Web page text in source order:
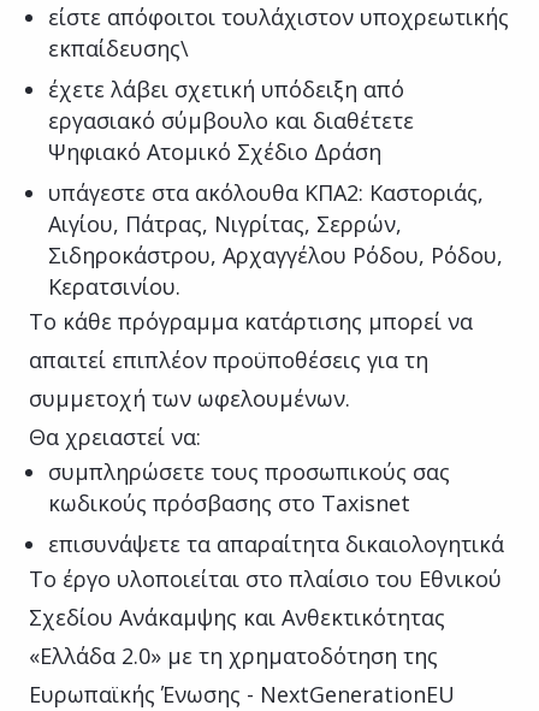
είστε απόφοιτοι τουλάχιστον υποχρεωτικής
εκπαίδευσης\
έχετε λάβει σχετική υπόδειξη από
εργασιακό σύμβουλο και διαθέτετε
Ψηφιακό Ατομικό Σχέδιο Δράση
υπάγεστε στα ακόλουθα ΚΠΑ2: Καστοριάς,
Αιγίου, Πάτρας, Νιγρίτας, Σερρών,
Σιδηροκάστρου, Αρχαγγέλου Ρόδου, Ρόδου,
Κερατσινίου.
Το κάθε πρόγραμμα κατάρτισης μπορεί να
απαιτεί επιπλέον προϋποθέσεις για τη
συμμετοχή των ωφελουμένων.
Θα χρειαστεί να:
συμπληρώσετε τους προσωπικούς σας
κωδικούς πρόσβασης στο Taxisnet
επισυνάψετε τα απαραίτητα δικαιολογητικά
Το έργο υλοποιείται στο πλαίσιο του Εθνικού
Σχεδίου Ανάκαμψης και Ανθεκτικότητας
«Ελλάδα 2.0» με τη χρηματοδότηση της
Ευρωπαϊκής Ένωσης - NextGenerationEU